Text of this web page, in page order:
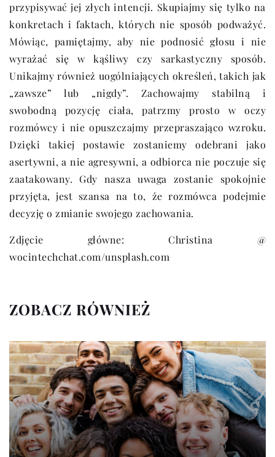
przypisywać jej złych intencji. Skupiajmy się tylko na
konkretach i faktach, których nie sposób podważyć.
Mówiąc, pamiętajmy, aby nie podnosić głosu i nie
wyrażać się w kąśliwy czy sarkastyczny sposób.
Unikajmy również uogólniających określeń, takich jak
„zawsze” lub „nigdy”. Zachowajmy stabilną i
swobodną pozycję ciała, patrzmy prosto w oczy
rozmówcy i nie opuszczajmy przepraszająco wzroku.
Dzięki takiej postawie zostaniemy odebrani jako
asertywni, a nie agresywni, a odbiorca nie poczuje się
zaatakowany. Gdy nasza uwaga zostanie spokojnie
przyjęta, jest szansa na to, że rozmówca podejmie
decyzję o zmianie swojego zachowania.
Zdjęcie główne: Christina @
wocintechchat.com/unsplash.com
ZOBACZ RÓWNIEŻ